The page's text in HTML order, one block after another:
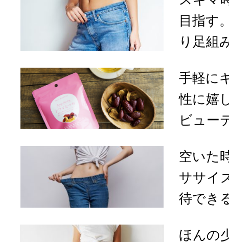
目指す
り足組
手軽に
性に嬉
ビュー
空いた
ササイ
待でき
ほんの